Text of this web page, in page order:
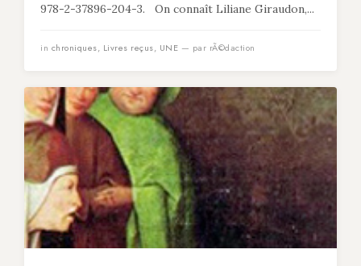
978-2-37896-204-3. On connaît Liliane Giraudon,...
in chroniques, Livres reçus, UNE — par rÃ©daction